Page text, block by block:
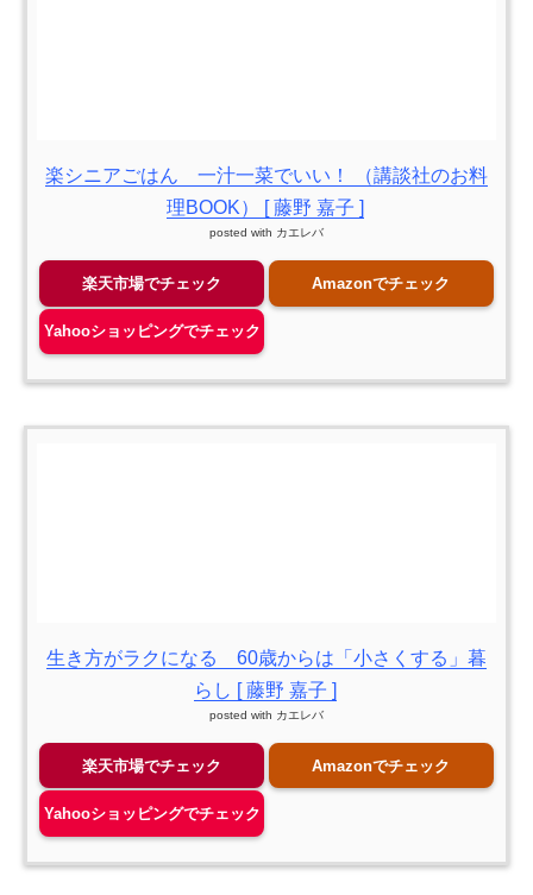
楽シニアごはん 一汁一菜でいい！ （講談社のお料
理BOOK） [ 藤野 嘉子 ]
posted with カエレバ
楽天市場でチェック Amazonでチェック
Yahooショッピングでチェック
生き方がラクになる 60歳からは「小さくする」暮
らし [ 藤野 嘉子 ]
posted with カエレバ
楽天市場でチェック Amazonでチェック
Yahooショッピングでチェック